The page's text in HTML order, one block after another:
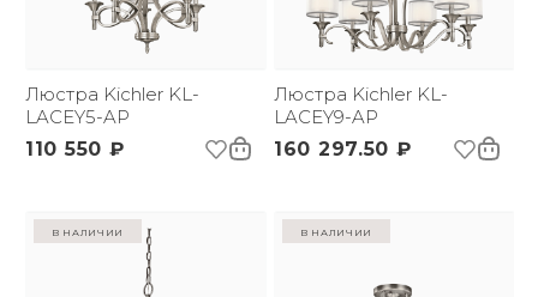
Люстра Kichler KL-
LACEY5-AP
110 550 ₽
Люстра Kichler KL-
LACEY9-AP
160 297.50 ₽
в наличии в наличии